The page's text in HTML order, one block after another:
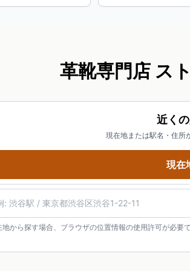
革靴専門店 ス
近く
現在地または駅名・住所
現在
地から探す場合、ブラウザの位置情報の使用許可が必要